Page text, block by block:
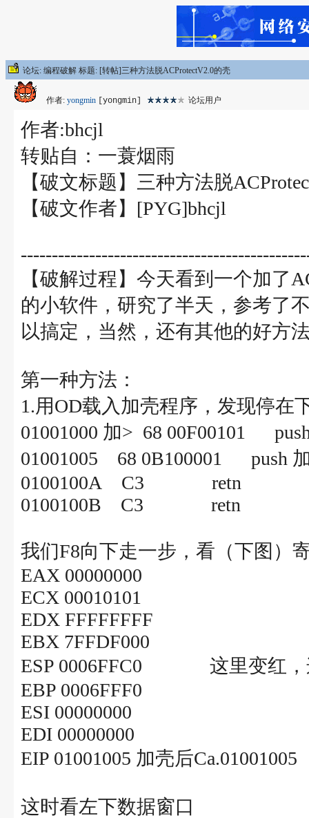
论坛: 编程破解 标题: [转帖]三种方法脱ACProtectV2.0的壳
作者: yongmin [yongmin] 论坛用户
作者:bhcjl
转贴自：一蓑烟雨
【破文标题】三种方法脱
【破文作者】[PYG]bhcjl
【破解过程】今天看到一个加了
的小软件，研究了半天，参考了
以搞定，当然，还有其他的好方
第一种方法：
1.用OD载入加壳程序，发现停在
01001000 加> 68 00F00101
01001005 68 0B100001
0100100A C3 retn
0100100B C3 retn
我们F8向下走一步，看（下图）
EAX 00000000
ECX 00010101
EDX FFFFFFFF
EBX 7FFDF000
ESP 0006FFC0 这里变红，
EBP 0006FFF0
ESI 00000000
EDI 00000000
EIP 01001005 加壳后Ca.01001005
这时看左下数据窗口